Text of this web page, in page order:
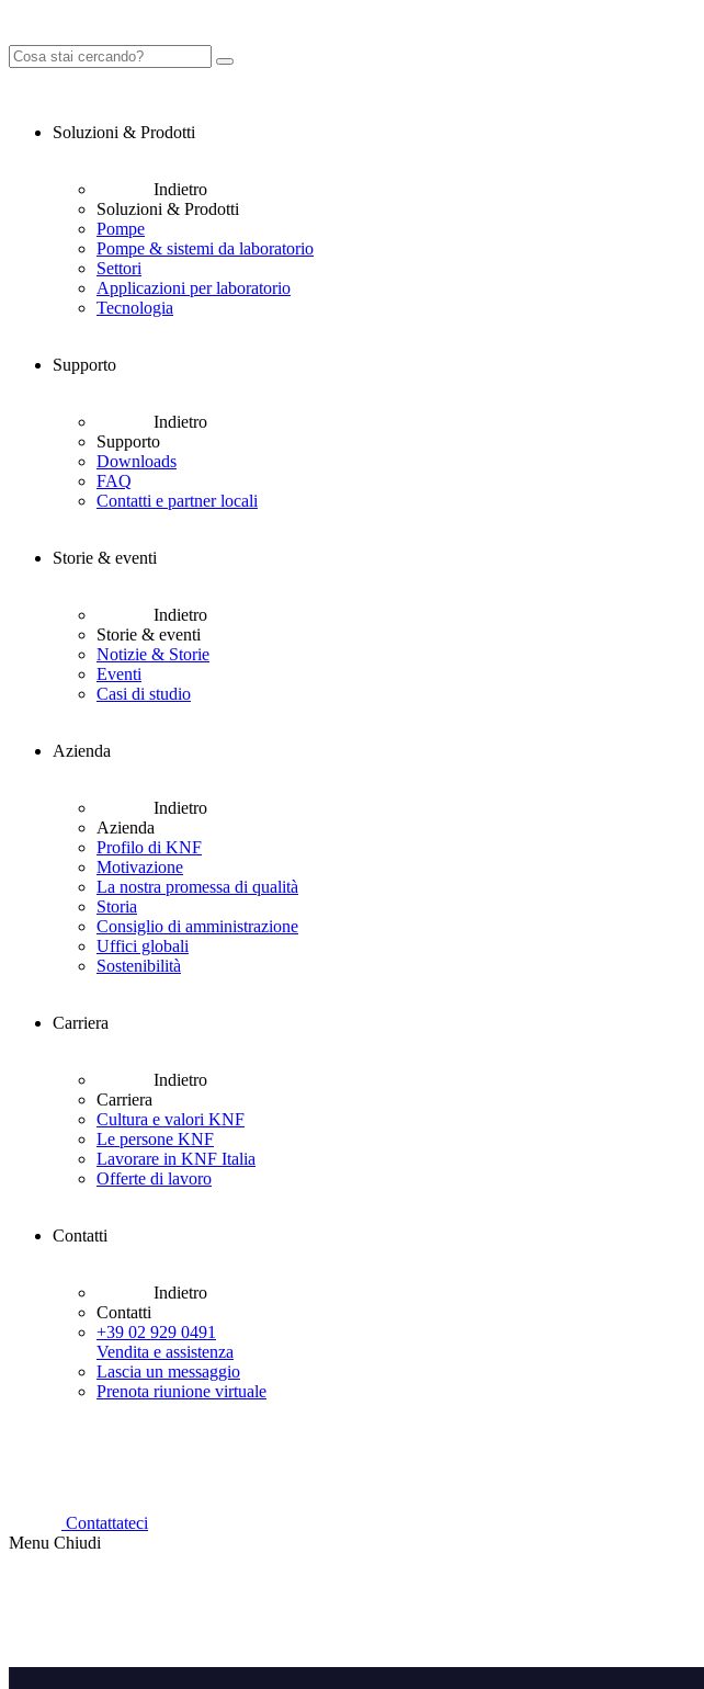
Soluzioni & Prodotti
Indietro
Soluzioni & Prodotti
Pompe
Pompe & sistemi da laboratorio
Settori
Applicazioni per laboratorio
Tecnologia
Supporto
Indietro
Supporto
Downloads
FAQ
Contatti e partner locali
Storie & eventi
Indietro
Storie & eventi
Notizie & Storie
Eventi
Casi di studio
Azienda
Indietro
Azienda
Profilo di KNF
Motivazione
La nostra promessa di qualità
Storia
Consiglio di amministrazione
Uffici globali
Sostenibilità
Carriera
Indietro
Carriera
Cultura e valori KNF
Le persone KNF
Lavorare in KNF Italia
Offerte di lavoro
Contatti
Indietro
Contatti
+39 02 929 0491
Vendita e assistenza
Lascia un messaggio
Prenota riunione virtuale
Contattateci
Menu Chiudi